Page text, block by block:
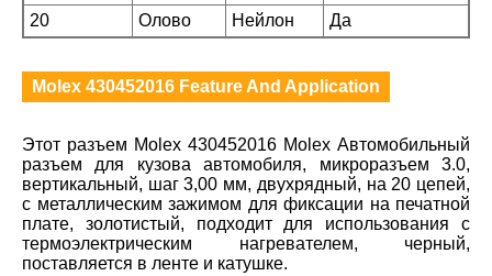
20
Олово Нейлон Да
Molex 430452016 Feature And Application
Этот разъем Molex 430452016 Molex Автомобильный
разъем для кузова автомобиля, микроразъем 3.0,
вертикальный, шаг 3,00 мм, двухрядный, на 20 цепей,
с металлическим зажимом для фиксации на печатной
плате, золотистый, подходит для использования с
термоэлектрическим нагревателем, черный,
поставляется в ленте и катушке.